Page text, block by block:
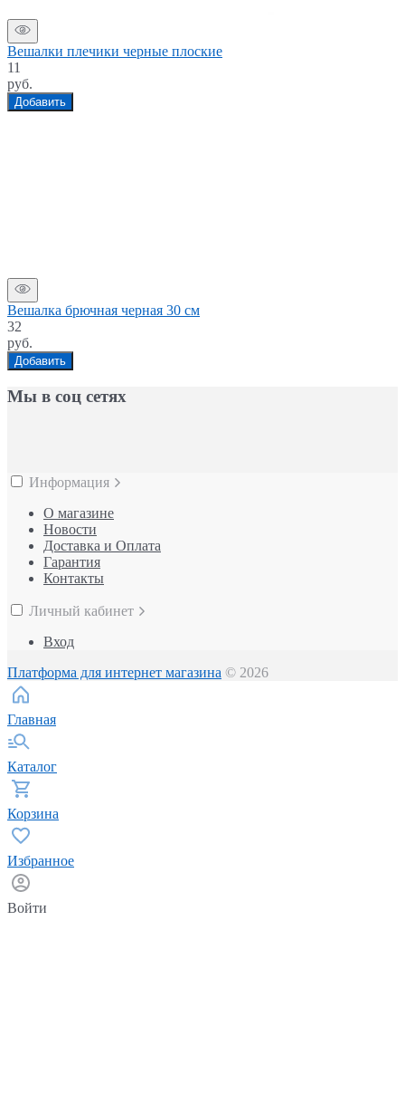
Вешалки плечики черные плоские
11
руб.
Добавить
Вешалка брючная черная 30 см
32
руб.
Добавить
Мы в соц сетях
Информация
О магазине
Новости
Доставка и Оплата
Гарантия
Контакты
Личный кабинет
Вход
Платформа для интернет магазина © 2026
Главная
Каталог
Корзина
Избранное
Войти